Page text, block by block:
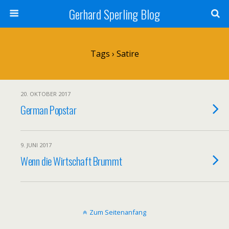
Gerhard Sperling Blog
Tags › Satire
20. OKTOBER 2017
German Popstar
9. JUNI 2017
Wenn die Wirtschaft Brummt
Zum Seitenanfang